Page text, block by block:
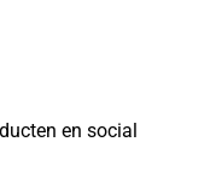
en social